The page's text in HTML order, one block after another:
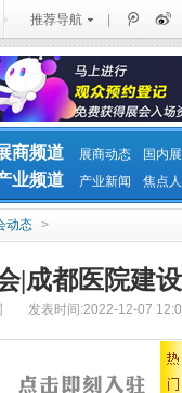
推荐导航
商频道 展商动态 国内
业频道 产业新闻 焦点
动态 >
|成都医院建
发表时间:2022-12-07